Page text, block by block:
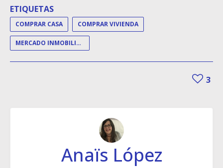
ETIQUETAS
COMPRAR CASA COMPRAR VIVIENDA
MERCADO INMOBILIARIO
3
Anaïs López